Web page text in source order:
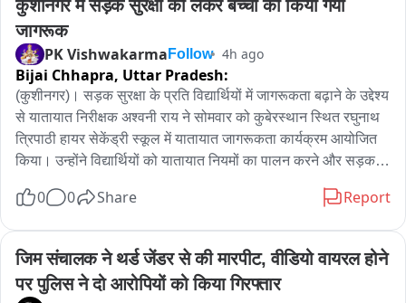
के समक्ष पेश किया है। फरार आरोपी की गिरफ्तारी के लिए पुलिस टीम
प्रयास कर रही है।
कुशीनगर मे सड़क सुरक्षा को लेकर बच्चों को किया गया
जागरूक
PK Vishwakarma Follow 4h ago
Bijai Chhapra, Uttar Pradesh:
(कुशीनगर)। सड़क सुरक्षा के प्रति विद्यार्थियों में जागरूकता बढ़ाने के उद्देश्य
से यातायात निरीक्षक अश्वनी राय ने सोमवार को कुबेरस्थान स्थित रघुनाथ
त्रिपाठी हायर सेकेंड्री स्कूल में यातायात जागरूकता कार्यक्रम आयोजित
किया। उन्होंने विद्यार्थियों को यातायात नियमों का पालन करने और सड़क
   यातायात निरीक्षक अश्वनी राय ने बच्चों को हेलमेट और सीट बेल्ट के महत्व
प्रयोग सुरक्षा के लिए जरूरी है, जबकि चारपहिया वाहन में सीट बेल्ट गंभीर
चोट से बचाव में मदद करती है। उन्होंने विद्यार्थियों को जेब्रा क्रॉसिंग का
प्रयोग करने की सलाह देते हुए कहा,
0 0 Share Report
जिम संचालक ने थर्ड जेंडर से की मारपीट, वीडियो वायरल होने
पर पुलिस ने दो आरोपियों को किया गिरफ्तार